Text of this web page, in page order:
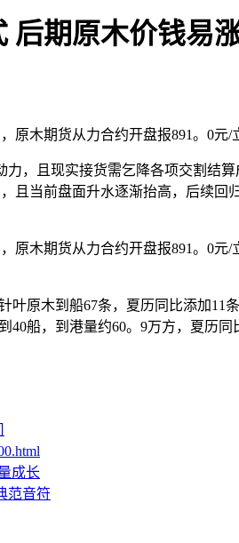
后期原木价钱易
木期货从力合约开盘报891。0元/
且现实接货需乞降各项交割结
且当前盘面升水逐渐抬高，后续
木期货从力合约开盘报891。0元/
原木到船67条，夏历同比添加11
船，到港量约60。9万方，夏历同
成长
范音符